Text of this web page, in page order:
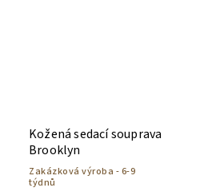
Kožená sedací souprava
Brooklyn
Zakázková výroba - 6-9
týdnů